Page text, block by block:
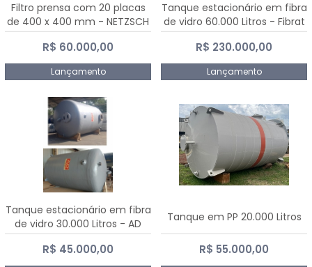
Filtro prensa com 20 placas
de 400 x 400 mm - NETZSCH
R$ 60.000,00
Lançamento
Tanque estacionário em fibra
de vidro 60.000 Litros - Fibrat
R$ 230.000,00
Lançamento
Tanque estacionário em fibra
de vidro 30.000 Litros - AD
Fibras
R$ 45.000,00
Tanque em PP 20.000 Litros
R$ 55.000,00